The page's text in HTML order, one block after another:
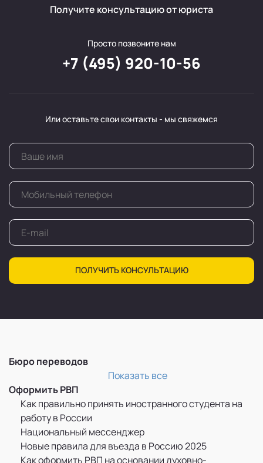
Получите консультацию от юриста
Просто позвоните нам
+7 (495) 920-10-56
Или оставьте свои контакты - мы свяжемся
ПОЛУЧИТЬ КОНСУЛЬТАЦИЮ
Бюро переводов
Перевод и легализация документов
Показать все
Оформить РВП
Как правильно принять иностранного студента на
работу в России
Национальный мессенджер
Новые правила для въезда в Россию 2025
Как оформить РВП на основании духовно-